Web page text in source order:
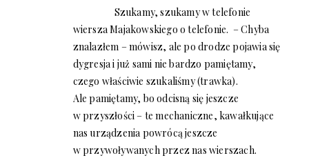
Szukamy, szukamy w telefonie
wiersza Majakowskiego o telefonie. – Chyba
znalazłem – mówisz, ale po drodze pojawia się
dygresja i już sami nie bardzo pamiętamy,
czego właściwie szukaliśmy (trawka).
Ale pamiętamy, bo odcisną się jeszcze
w przyszłości – te mechaniczne, kawałkujące
nas urządzenia powrócą jeszcze
w przywoływanych przez nas wierszach.